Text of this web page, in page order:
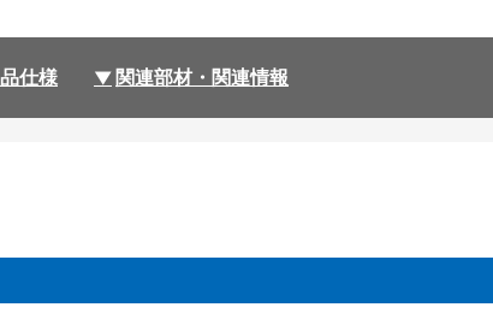
仕様 関連部材・関連情報